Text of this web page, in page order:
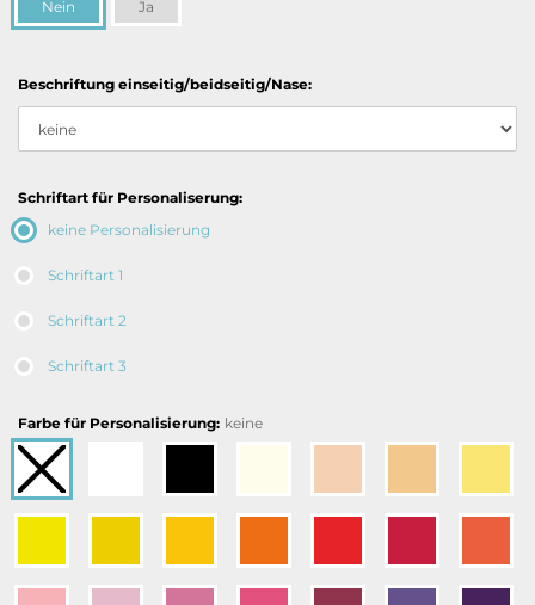
Nein Ja
Beschriftung einseitig/beidseitig/Nase:
Schriftart für Personaliserung:
keine Personalisierung
Schriftart 1
Schriftart 2
Schriftart 3
Farbe für Personalisierung: keine